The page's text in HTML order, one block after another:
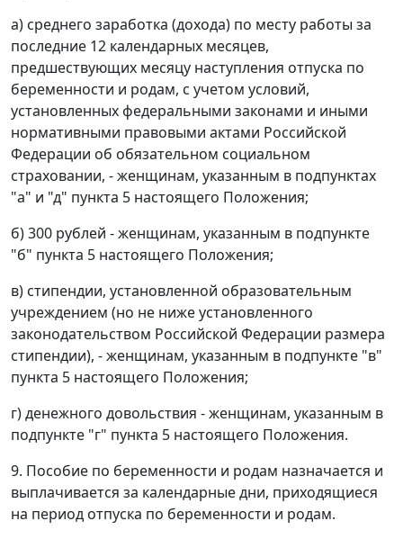
а) среднего заработка (дохода) по месту работы за
последние 12 календарных месяцев,
предшествующих месяцу наступления отпуска по
беременности и родам, с учетом условий,
установленных федеральными законами и иными
нормативными правовыми актами Российской
Федерации об обязательном социальном
страховании, - женщинам, указанным в подпунктах
"а" и "д" пункта 5 настоящего Положения;
б) 300 рублей - женщинам, указанным в подпункте
"б" пункта 5 настоящего Положения;
в) стипендии, установленной образовательным
учреждением (но не ниже установленного
законодательством Российской Федерации размера
стипендии), - женщинам, указанным в подпункте "в"
пункта 5 настоящего Положения;
г) денежного довольствия - женщинам, указанным в
подпункте "г" пункта 5 настоящего Положения.
9. Пособие по беременности и родам назначается и
выплачивается за календарные дни, приходящиеся
на период отпуска по беременности и родам.